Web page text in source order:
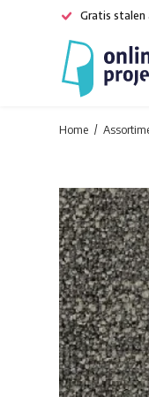
Gratis stalen
Home